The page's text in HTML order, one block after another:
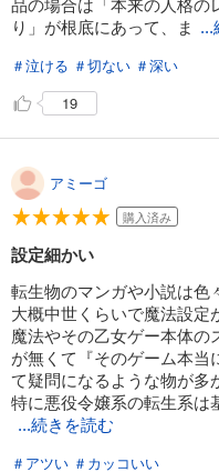
り」が根底にあって、ま
...
＃泣ける ＃切ない ＃深い
19
アミーゴ
購入済み
設定細かい
転生物のマンガや小説は色
大概中世くらいで魔法設定
魔法やその乙女ゲー本体の
が無くて『そのゲーム本当
て疑問になるような物が多
特に悪役令嬢系の転生系は
...続きを読む
＃アツい ＃カッコいい